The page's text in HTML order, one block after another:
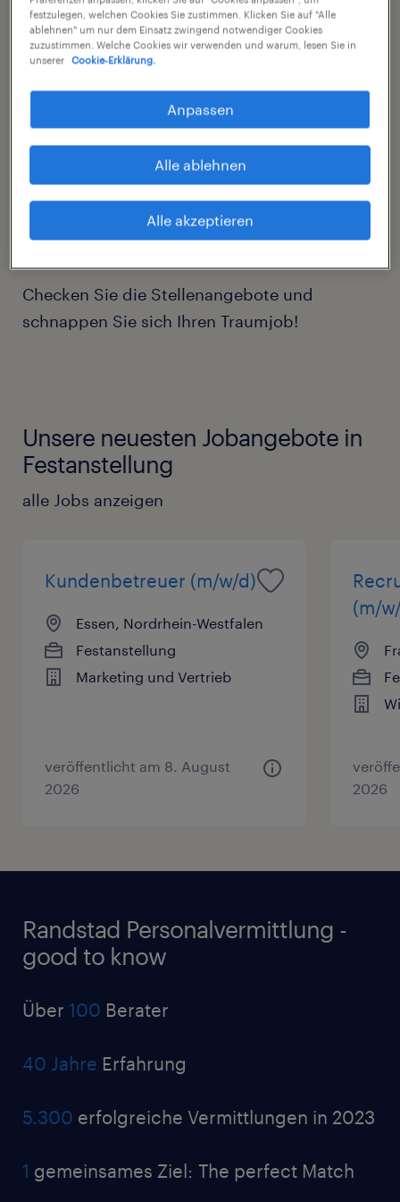
zum Sachbearbeiter:
IT
Engineering
Finance & Accounting
Sales
Human Resources
Checken Sie die Stellenangebote und
schnappen Sie sich Ihren Traumjob!
Unsere neuesten Jobangebote in
Festanstellung
alle Jobs anzeigen
Kundenbetreuer (m/w/d)
Essen, Nordrhein-Westfalen
Festanstellung
Marketing und Vertrieb
veröffentlicht am 8. August
2026
(m/
2026
Randstad Personalvermittlung -
good to know
Über 100 Berater
40 Jahre Erfahrung
5.300 erfolgreiche Vermittlungen in 2023
1 gemeinsames Ziel: The perfect Match
festzulegen, welchen Cookies Sie zustimmen. Klicken Sie auf "Alle
ablehnen" um nur dem Einsatz zwingend notwendiger Cookies
zuzustimmen. Welche Cookies wir verwenden und warum, lesen Sie in
unserer
Cookie-Erklärung.
Anpassen
Alle ablehnen
Alle akzeptieren